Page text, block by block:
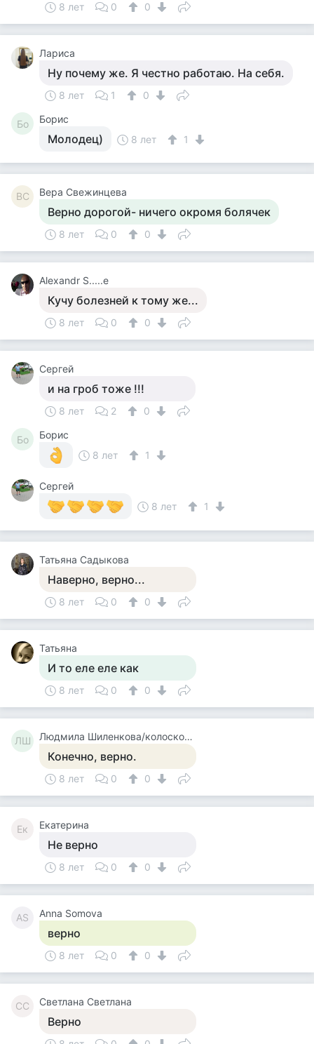
8 лет 0 0
Лариса
Ну почему же. Я честно работаю. На себя.
8 лет 1 0
Бо Борис
Молодец) 8 лет 1
ВС Вера Свежинцева
Верно дорогой- ничего окромя болячек
8 лет 0 0
Alexandr S.....e
Кучу болезней к тому же...
8 лет 0 0
Сергей
и на гроб тоже !!!
8 лет 2 0
Бо
Борис
8 лет
1
Сергей
8 лет
1
Татьяна Садыкова
Наверно, верно...
8 лет 0 0
Татьяна
И то еле еле как
8 лет 0 0
ЛШ Людмила Шиленкова/колоскова/
Конечно, верно.
8 лет 0 0
Ек Екатерина
Не верно
8 лет 0 0
AS Anna Somova
верно
8 лет 0 0
СС Светлана Светлана
Верно